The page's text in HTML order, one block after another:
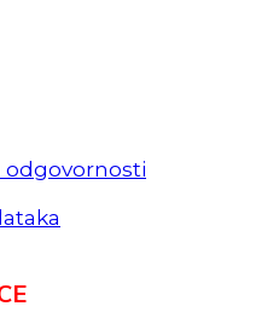
odgovornosti